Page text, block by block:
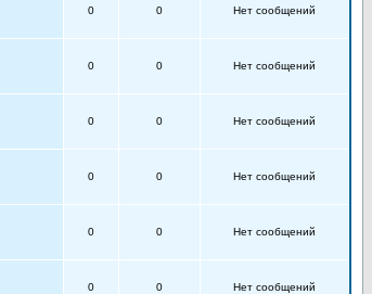
0 0 Нет сообщений
0 0 Нет сообщений
0 0 Нет сообщений
0 0 Нет сообщений
0 0 Нет сообщений
0 0 Нет сообщений